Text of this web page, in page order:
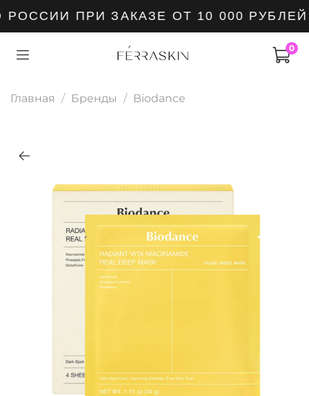
ПРИ ЗАКАЗЕ ОТ 10 000 РУБЛЕЙ
0
Главная Бренды Biodance